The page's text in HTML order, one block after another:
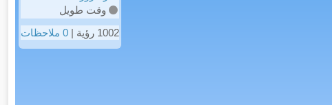
وقت طويل
1002 رؤية |
0 ملاحظات